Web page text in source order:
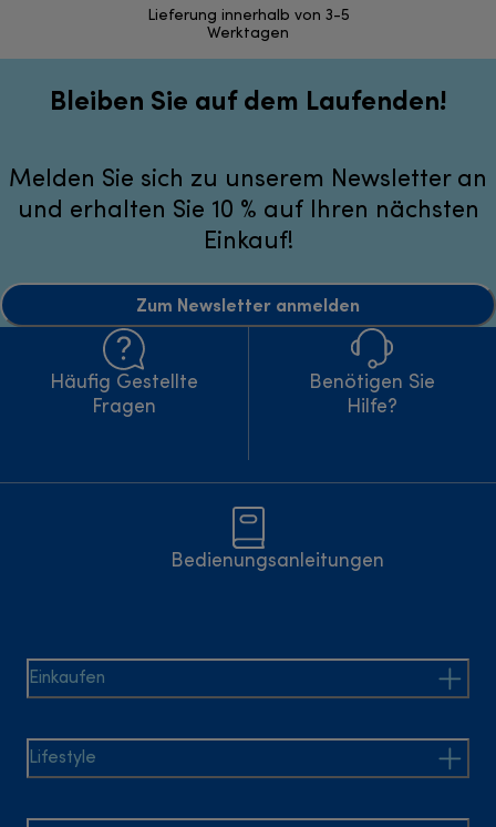
Lieferung innerhalb von 3-5
Werktagen
Bleiben Sie auf dem Laufenden!
Melden Sie sich zu unserem Newsletter an
und erhalten Sie 10 % auf Ihren nächsten
Einkauf!
Zum Newsletter anmelden
Häufig Gestellte
Fragen
Benötigen Sie
Hilfe?
Bedienungsanleitungen
Einkaufen
Lifestyle